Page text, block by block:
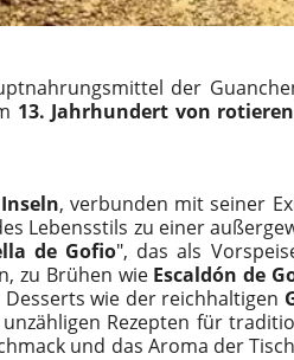
der
13. Jahrhundert von
, verbunden mit seiner
Lebensstils zu einer
de Gofio", das als
zu Brühen wie Escaldón de
Desserts wie der reichhaltigen
Rezepten für
und das Aroma der